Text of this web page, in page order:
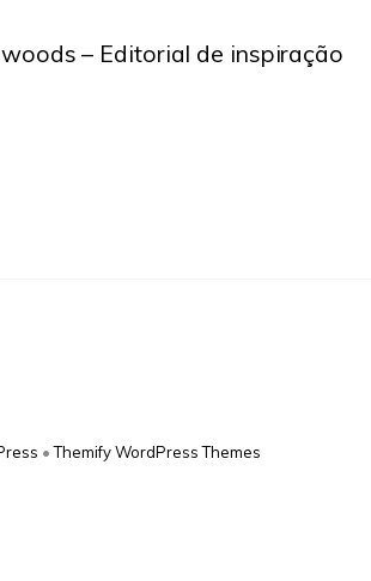
– Editorial de inspiração
•Themify WordPress Themes